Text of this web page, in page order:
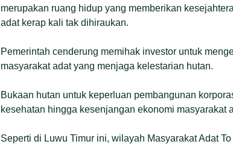
merupakan ruang hidup yang memberikan
adat kerap kali tak dihiraukan.
Pemerintah cenderung memihak investor untuk
masyarakat adat yang menjaga kelestarian hutan.
Bukaan hutan untuk keperluan pembangunan
kesehatan hingga kesenjangan ekonomi masyarakat
Seperti di Luwu Timur ini, wilayah Masyarakat Adat